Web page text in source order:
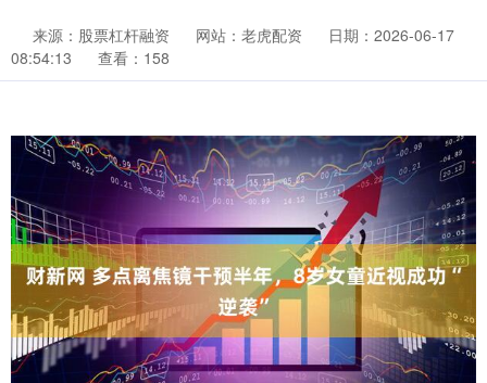
来源：股票杠杆融资 网站：老虎配资
日期：2026-06-17
08:54:13
查看：158